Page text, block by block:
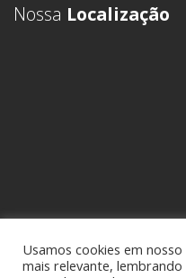
Nossa Localização
Usamos cookies em
mais relevante,